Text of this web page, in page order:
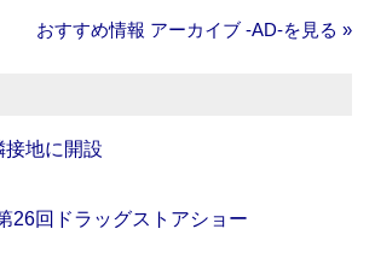
おすすめ情報 アーカイブ ‐AD‐を見る »
接地に開設
26回ドラッグストアショー